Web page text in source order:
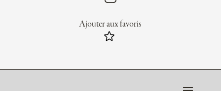
Ajouter aux favoris